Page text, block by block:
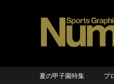
夏の甲子園特集 プ